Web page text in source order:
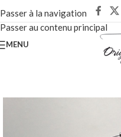
Passer à la navigation
Passer au contenu principal
MENU